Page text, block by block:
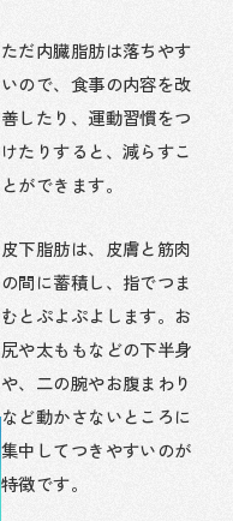
ただ内臓脂肪は落ちやす
いので、食事の内容を改
善したり、運動習慣をつ
けたりすると、減らすこ
とができます。
皮下脂肪は、皮膚と筋肉
の間に蓄積し、指でつま
むとぷよぷよします。お
尻や太ももなどの下半身
や、二の腕やお腹まわり
など動かさないところに
集中してつきやすいのが
特徴です。